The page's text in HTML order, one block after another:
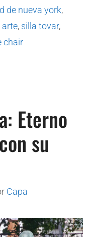
de nueva york,
arte, silla tovar,
chair
Eterno
su
Capa